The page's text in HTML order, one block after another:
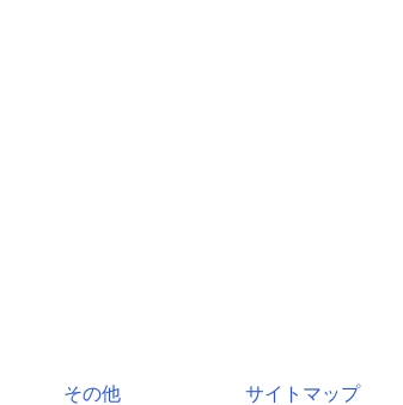
その他 サイトマップ